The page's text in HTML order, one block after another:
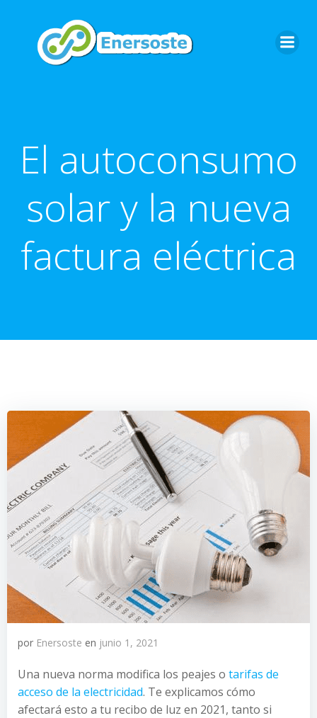
contenido
El autoconsumo
solar y la nueva
factura eléctrica
por Enersoste en junio 1, 2021
Una nueva norma modifica los peajes o tarifas de
acceso de la electricidad. Te explicamos cómo
afectará esto a tu recibo de luz en 2021, tanto si